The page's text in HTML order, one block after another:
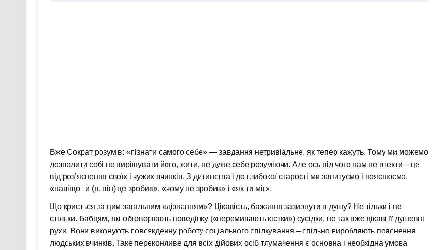
Вже Сократ розумів: «пізнати самого себе» — завдання нетривіальне, як тепер кажуть. Тому ми можемо
дозволити собі не вирішувати його, жити, не дуже себе розуміючи. Але ось від чого нам не втекти – це
від роз’яснення своїх і чужих вчинків. З дитинства і до глибокої старості ми запитуємо і пояснюємо,
«навіщо ти (я, він) це зробив», «чому не зробив» і «як ти міг».
Що криється за цим загальним «дізнанням»? Цікавість, бажання зазирнути в душу? Не тільки і не
стільки. Бабцям, які обговорюють поведінку («перемивають кістки») сусідки, не так вже цікаві її душевні
рухи. Вони виконують повсякденну роботу соціального спілкування – спільно виробляють пояснення
людських вчинків. Таке переконливе для всіх дійових осіб тлумачення є основна і необхідна умова